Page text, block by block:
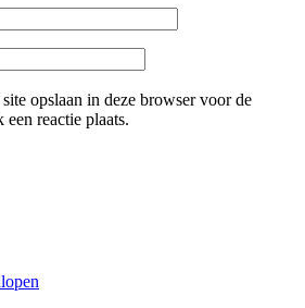
opslaan in deze browser voor de
reactie plaats.